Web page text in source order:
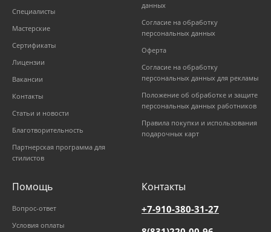
Специалисты
Мастерские
Сертификаты
Лицензии
Вакансии
Контакты
Статьи и новости
Благотворительность
Партнерская программа для
стилистов
данных
Согласие на обработку
персональных данных
Оферта
Согласие на обработку
персональных данных для рекламы
Положение об обработке и защите
персональных данных работников
Правила покупки и использования
подарочных карт
Помощь
Вопрос-ответ
Условия оплаты
Контакты
+7-910-380-31-27